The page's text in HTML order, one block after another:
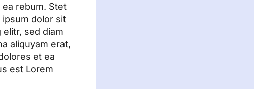
rebum. Stet
dolor sit
sed diam
aliquyam erat,
et ea
est Lorem